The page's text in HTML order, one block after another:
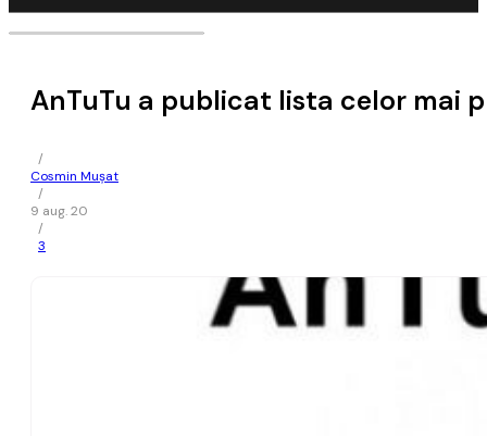
AnTuTu a publicat lista celor mai
/
Cosmin Mușat
/
9 aug. 20
/
3